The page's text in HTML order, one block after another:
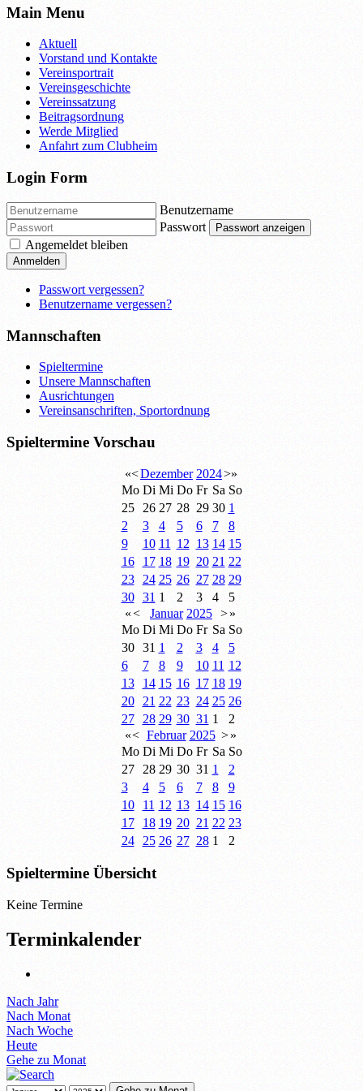
Main Menu
Aktuell
Vorstand und Kontakte
Vereinsportrait
Vereinsgeschichte
Vereinssatzung
Beitragsordnung
Werde Mitglied
Anfahrt zum Clubheim
Login Form
Benutzername
Passwort
Passwort anzeigen
Angemeldet bleiben
Anmelden
Passwort vergessen?
Benutzername vergessen?
Mannschaften
Spieltermine
Unsere Mannschaften
Ausrichtungen
Vereinsanschriften, Sportordnung
Spieltermine Vorschau
«<Dezember 2024>»
Mo Di Mi Do Fr Sa So
25
26 27 28 29 30 1
2
3 4 5 6 7
8
9
10 11 12 13 14 15
16
17 18 19 20 21 22
23
24 25 26 27 28 29
30
31 1 2 3 4
5
«< Januar 2025 >»
Mo Di Mi Do Fr Sa So
30
31 1 2 3 4
5
6
7 8 9 10 11 12
13
14 15 16 17 18 19
20
21 22 23 24 25 26
27
28 29 30 31 1
2
«< Februar 2025 >»
Mo Di Mi Do Fr Sa So
27
28 29 30 31 1
2
3
4 5 6 7 8
9
10
11 12 13 14 15 16
17
18 19 20 21 22 23
24
25 26 27 28 1 2
Spieltermine Übersicht
Keine Termine
Terminkalender
Nach Jahr
Nach Monat
Nach Woche
Heute
Gehe zu Monat